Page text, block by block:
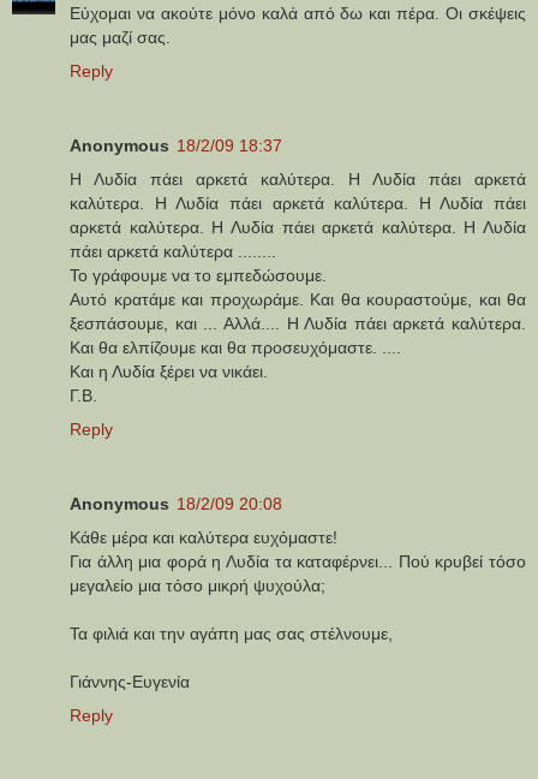
Εύχομαι να ακούτε μόνο καλά από δω και πέρα. Οι σκέψεις
μας μαζί σας.
Reply
Anonymous 18/2/09 18:37
Η Λυδία πάει αρκετά καλύτερα. Η Λυδία πάει αρκετά
καλύτερα. Η Λυδία πάει αρκετά καλύτερα. Η Λυδία πάει
αρκετά καλύτερα. Η Λυδία πάει αρκετά καλύτερα. Η Λυδία
πάει αρκετά καλύτερα ........
Το γράφουμε να το εμπεδώσουμε.
Aυτό κρατάμε και προχωράμε. Και θα κουραστούμε, και θα
ξεσπάσουμε, και ... Αλλά.... Η Λυδία πάει αρκετά καλύτερα.
Και θα ελπίζουμε και θα προσευχόμαστε. ....
Και η Λυδία ξέρει να νικάει.
Γ.Β.
Reply
Anonymous 18/2/09 20:08
Κάθε μέρα και καλύτερα ευχόμαστε!
Για άλλη μια φορά η Λυδία τα καταφέρνει... Πού κρυβεί τόσο
μεγαλείο μια τόσο μικρή ψυχούλα;
Τα φιλιά και την αγάπη μας σας στέλνουμε,
Γιάννης-Ευγενία
Reply